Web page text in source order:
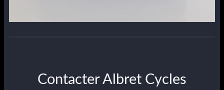
Contacter Albret Cycles